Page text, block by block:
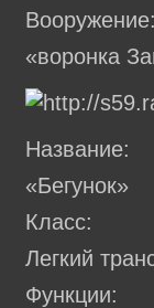
«воронка
Название:
«Бегунок»
Класс:
Легкий
Функции: